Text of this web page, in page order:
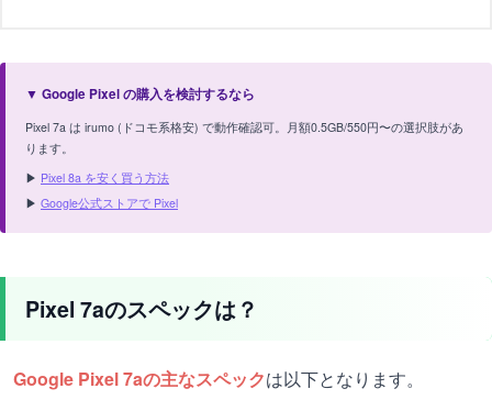
▼ Google Pixel の購入を検討するなら
Pixel 7a は irumo (ドコモ系格安) で動作確認可。月額0.5GB/550円〜の選択肢があ
ります。
▶ Pixel 8a を安く買う方法
▶ Google公式ストアで Pixel
Pixel 7aのスペックは？
Google Pixel 7aの主なスペックは以下となります。